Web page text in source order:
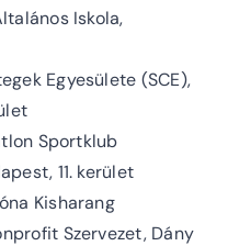
Iskola,
Egyesülete (SCE),
Sportklub
11. kerület
Kisharang
Szervezet, Dány